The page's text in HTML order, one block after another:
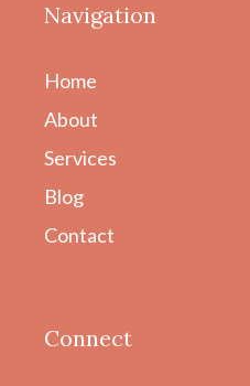
Navigation
Home
About
Services
Blog
Contact
Connect